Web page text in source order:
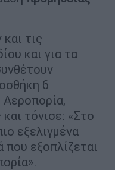
τις
και για τα
6
τόνισε: «Στο
εξελιγμένα
που εξοπλίζεται